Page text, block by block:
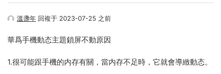
溫盞年 回複于 2023-07-25 之前
華爲手機動态主題鎖屏不動原因
1.很可能跟手機的内存有關，當内存不足時，它就會導緻動态。